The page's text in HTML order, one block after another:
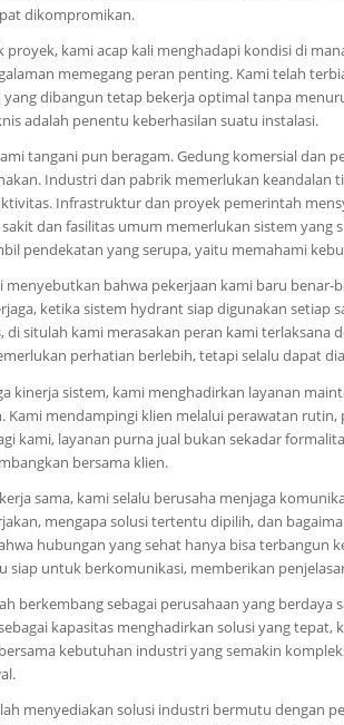
dikompromikan.
proyek, kami acap kali menghadapi kondisi di
memegang peran penting. Kami telah
yang dibangun tetap bekerja optimal tanpa
adalah penentu keberhasilan suatu instalasi.
tangani pun beragam. Gedung komersial dan
Industri dan pabrik memerlukan keandalan
Infrastruktur dan proyek pemerintah
dan fasilitas umum memerlukan sistem yang
pendekatan yang serupa, yaitu memahami
menyebutkan bahwa pekerjaan kami baru
ketika sistem hydrant siap digunakan setiap
di situlah kami merasakan peran kami terlaksana
perhatian berlebih, tetapi selalu dapat
kinerja sistem, kami menghadirkan layanan
Kami mendampingi klien melalui perawatan
kami, layanan purna jual bukan sekadar
bersama klien.
sama, kami selalu berusaha menjaga
mengapa solusi tertentu dipilih, dan
hubungan yang sehat hanya bisa terbangun
siap untuk berkomunikasi, memberikan
berkembang sebagai perusahaan yang
kapasitas menghadirkan solusi yang
kebutuhan industri yang semakin
menyediakan solusi industri bermutu dengan